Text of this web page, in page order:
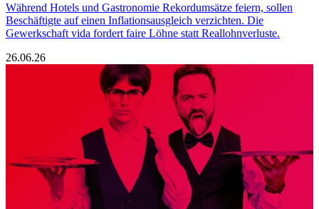
Während Hotels und Gastronomie Rekordumsätze feiern, sollen
Beschäftigte auf einen Inflationsausgleich verzichten. Die
Gewerkschaft vida fordert faire Löhne statt Reallohnverluste.
26.06.26